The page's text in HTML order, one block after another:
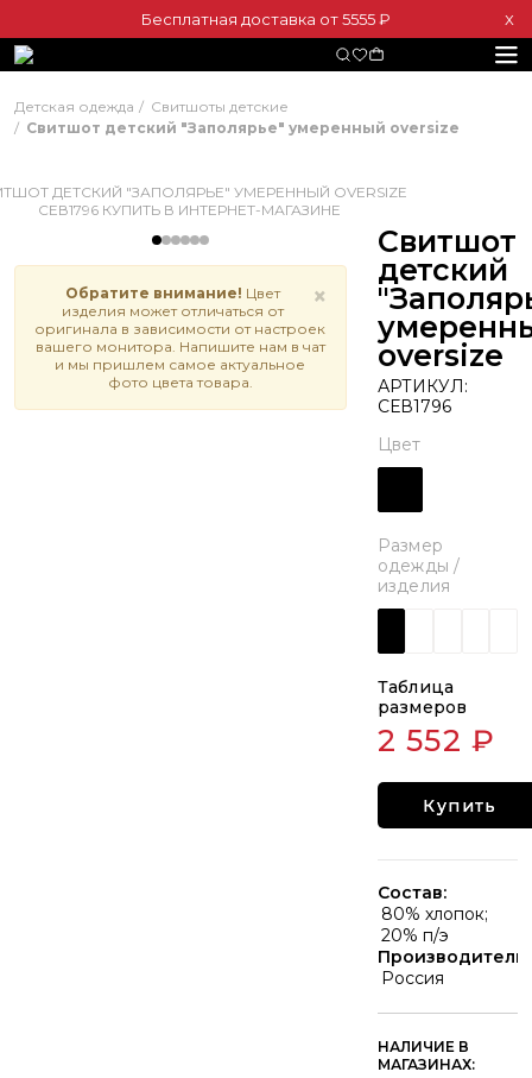
Бесплатная доставка от 5555 ₽ Х
Детская одежда
Свитшоты детские
Свитшот детский "Заполярье" умеренный oversize
×
Обратите внимание! Цвет
изделия может отличаться от
оригинала в зависимости от настроек
вашего монитора. Напишите нам в чат
и мы пришлем самое актуальное
фото цвета товара.
Свитшот
детский
oversize
АРТИКУЛ:
СЕВ1796
Цвет
Размер
одежды /
изделия
Таблица
размеров
2 552 ₽
Купить
Состав:
80% хлопок;
20% п/э
Производитель:
Россия
НАЛИЧИЕ В
МАГАЗИНАХ: